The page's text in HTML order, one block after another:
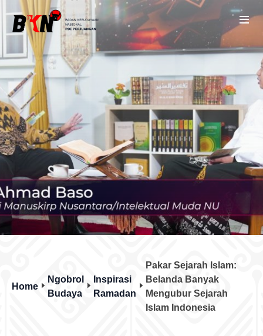
Home
Ngobrol
Budaya
Inspirasi
Ramadan
Pakar Sejarah Islam:
Belanda Banyak
Mengubur Sejarah
Islam Indonesia